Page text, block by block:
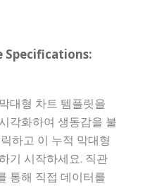
Specifications:
대형 차트 템플릿을
각화하여 생동감을 불
하고 이 누적 막대형
기 시작하세요. 직관
통해 직접 데이터를